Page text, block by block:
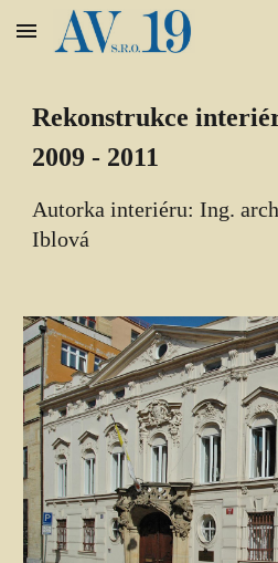
Skip to main content
Rekonstrukce
2009 - 2011
Autorka interiéru: Ing.
Iblová